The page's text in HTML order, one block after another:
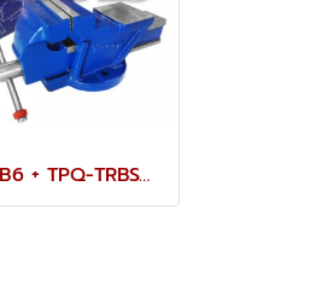
TPQ-TRBVFB6 + TPQ-TRBSWV6 ชุดปากกาจับชิ้นงาน 150 มม. (6") พร้อมฐานหมุน